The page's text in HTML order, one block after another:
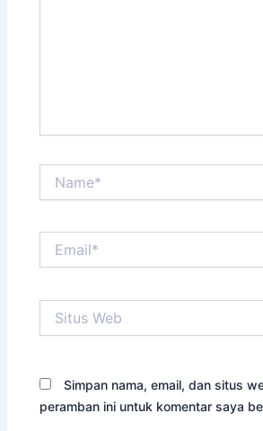
Web
Simpan nama, email, dan situs
peramban ini untuk komentar saya